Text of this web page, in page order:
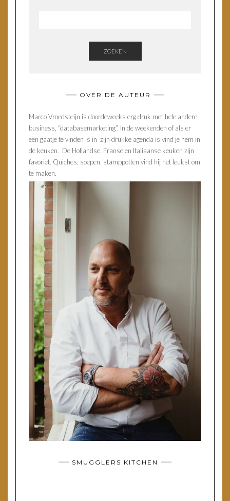
ZOEKEN
OVER DE AUTEUR
Marco Vroedsteijn is doordeweeks erg druk met hele andere
business, “databasemarketing”. In de weekenden of als er
een gaatje te vinden is in zijn drukke agenda is vind je hem in
de keuken. De Hollandse, Franse en Italiaanse keuken zijn
favoriet. Quiches, soepen, stamppotten vind hij het leukst om
te maken.
SMUGGLERS KITCHEN